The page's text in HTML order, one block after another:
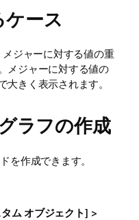
ース
ジャーに対する値の重
メジャーに対する値の
きく表示されます。
ラフの作成
を作成できます。
ム オブジェクト] >